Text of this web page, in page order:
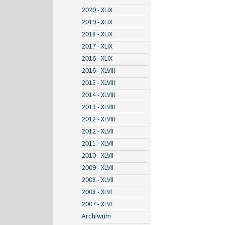
2020 - XLIX
2019 - XLIX
2018 - XLIX
2017 - XLIX
2016 - XLIX
2016 - XLVIII
2015 - XLVIII
2014 - XLVIII
2013 - XLVIII
2012 - XLVIII
2012 - XLVII
2011 - XLVII
2010 - XLVII
2009 - XLVII
2008 - XLVII
2008 - XLVI
2007 - XLVI
Archiwum